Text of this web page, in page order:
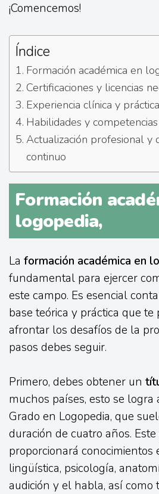
¡Comencemos!
Índice
Formación académica en
Certificaciones y licencias
Experiencia clínica y
Habilidades y
Actualización profesional y
continuo
Formación
logopedia,
La formación académica en
fundamental para ejercer
este campo. Es esencial
base teórica y práctica que te
afrontar los desafíos de la
pasos debes seguir.
Primero, debes obtener un
muchos países, esto se logra
Grado en Logopedia, que
duración de cuatro años.
proporcionará conocimientos
lingüística, psicología,
audición y el habla, así como